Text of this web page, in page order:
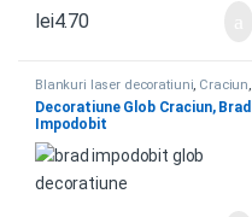
lei4.70
Blankuri laser decoratiuni, Craciun,
Craciun
, Decoratiuni ,Globuri
Globuri
Decoratiune Glob Craciun, Brad
Impodobit